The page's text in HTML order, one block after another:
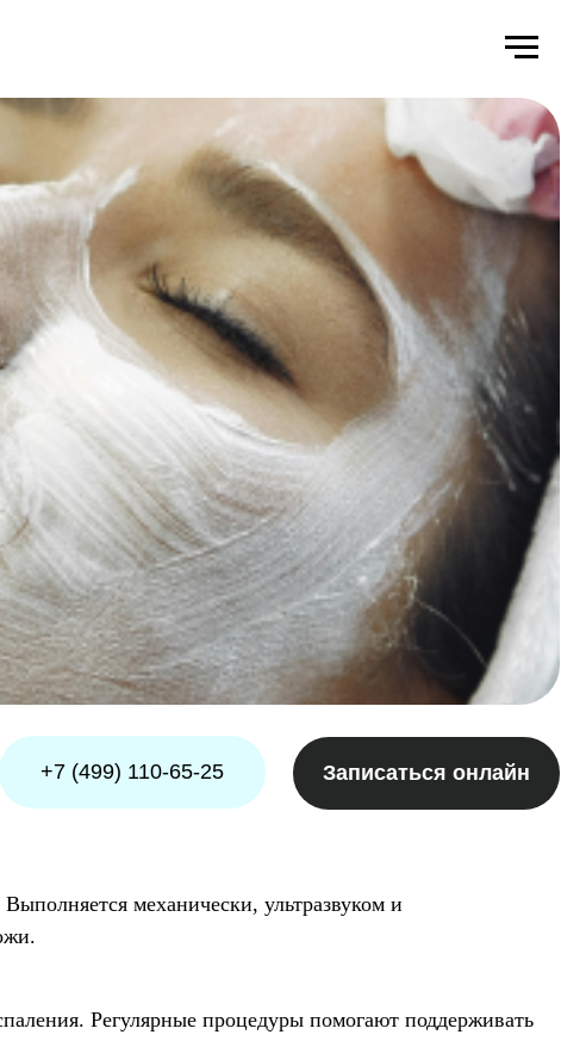
110-65-25 Записаться онлайн
ультразвуком и
процедуры помогают поддерживать